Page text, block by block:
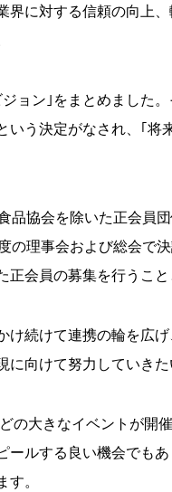
に対する信頼の向上
ョン｣をまとめました
う決定がなされ、｢将
協会を除いた正会員
理事会および総会で
会員の募集を行うこと
続けて連携の輪を広
向けて努力していきた
大きなイベントが開
ルする良い機会でも
す。